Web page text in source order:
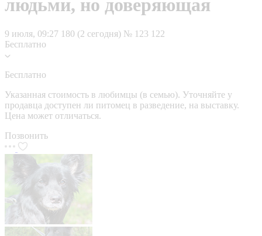
людьми, но доверяющая
9 июля, 09:27 180 (2 сегодня) № 123 122
Бесплатно
Бесплатно
Указанная стоимость в любимцы (в семью). Уточняйте у
продавца доступен ли питомец в разведение, на выставку.
Цена может отличаться.
Позвонить